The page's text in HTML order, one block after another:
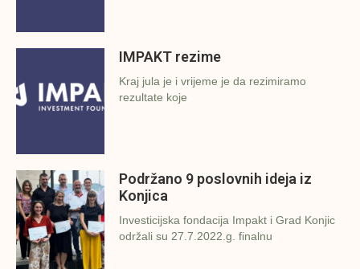
IMPAKT rezime
Kraj jula je i vrijeme je da rezimiramo
rezultate koje
Podržano 9 poslovnih ideja iz
Konjica
Investicijska fondacija Impakt i Grad Konjic
održali su 27.7.2022.g. finalnu